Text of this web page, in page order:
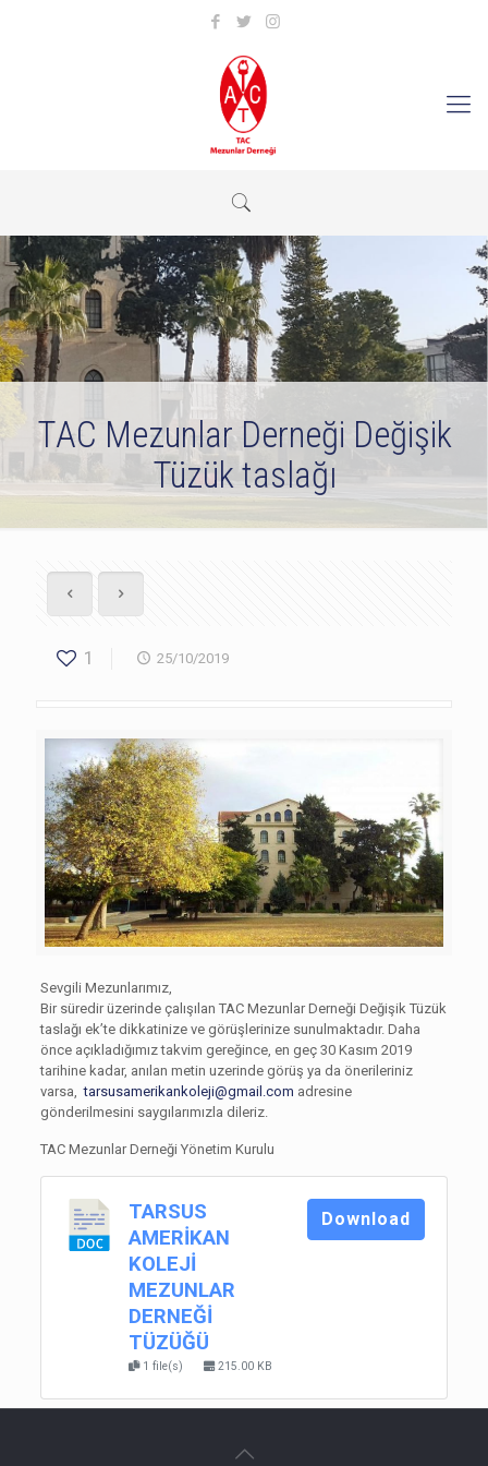
TAC Mezunlar Derneği Değişik
Tüzük taslağı
1 25/10/2019
Sevgili Mezunlarımız,
Bir süredir üzerinde çalışılan TAC Mezunlar Derneği Değişik Tüzük
taslağı ek’te dikkatinize ve görüşlerinize sunulmaktadır. Daha
önce açıkladığımız takvim gereğince, en geç 30 Kasım 2019
tarihine kadar, anılan metin uzerinde görüş ya da önerileriniz
varsa,tarsusamerikankoleji@gmail.com adresine
gönderilmesini saygılarımızla dileriz.
TAC Mezunlar Derneği Yönetim Kurulu
TARSUS
AMERİKAN
KOLEJİ
MEZUNLAR
DERNEĞİ
TÜZÜĞÜ
1 file(s) 215.00 KB
Download